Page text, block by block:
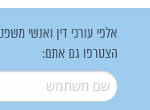
אלפי עורכי דין ואנשי
הצטרפו גם אתם:
שם משתמש*